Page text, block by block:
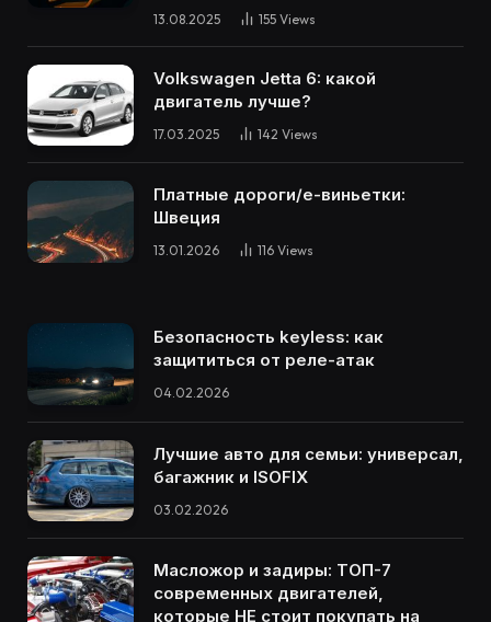
13.08.2025 155 Views
Volkswagen Jetta 6: какой
двигатель лучше?
17.03.2025 142 Views
Платные дороги/е-виньетки:
Швеция
13.01.2026 116 Views
Безопасность keyless: как
защититься от реле-атак
04.02.2026
Лучшие авто для семьи: универсал,
багажник и ISOFIX
03.02.2026
Масложор и задиры: ТОП-7
современных двигателей,
которые НЕ стоит покупать на